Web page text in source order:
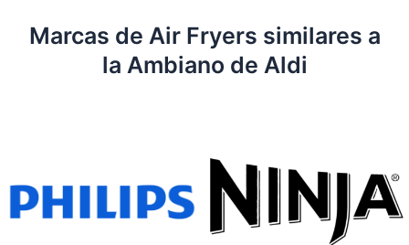
Marcas de Air Fryers similares a
la Ambiano de Aldi